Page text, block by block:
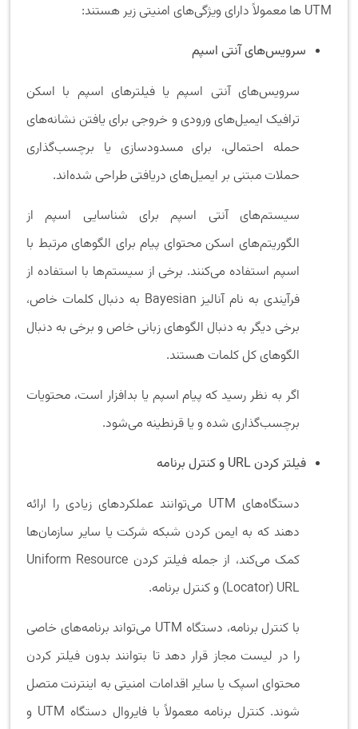
UTM ها معمولاً دارای ویژگی‌های امنیتی زیر هستند:
سرویس‌های آنتی اسپم
سرویس‌های آنتی اسپم یا فیلترهای اسپم با اسکن
ترافیک ایمیل‌های ورودی و خروجی برای یافتن نشانه‌های
حمله احتمالی، برای مسدودسازی یا برچسب‌گذاری
حملات مبتنی بر ایمیل‌های دریافتی طراحی شده‌اند.
سیستم‌های آنتی اسپم برای شناسایی اسپم از
الگوریتم‌های اسکن محتوای پیام برای الگوهای مرتبط با
اسپم استفاده می‌کنند. برخی از سیستم‌ها با استفاده از
فرآیندی به نام آنالیز Bayesian به دنبال کلمات خاص،
برخی دیگر به دنبال الگوهای زبانی خاص و برخی به دنبال
الگوهای کل کلمات هستند.
اگر به نظر رسید که پیام اسپم یا بدافزار است، محتویات
برچسب‌گذاری شده و یا قرنطینه می‌شود.
فیلتر کردنURL و کنترل برنامه
دستگاه‌های UTM می‌توانند عملکردهای زیادی را ارائه
دهند که به ایمن کردن شبکه شرکت یا سایر سازمان‌ها
کمک می‌کند، از جمله فیلتر کردن Uniform Resource
Locator) URL) و کنترل برنامه.
با کنترل برنامه، دستگاه UTM می‌تواند برنامه‌های خاصی
را در لیست مجاز قرار دهد تا بتوانند بدون فیلتر کردن
محتوای اسپک یا سایر اقدامات امنیتی به اینترنت متصل
شوند. کنترل برنامه معمولاً با فایروال دستگاه UTM و